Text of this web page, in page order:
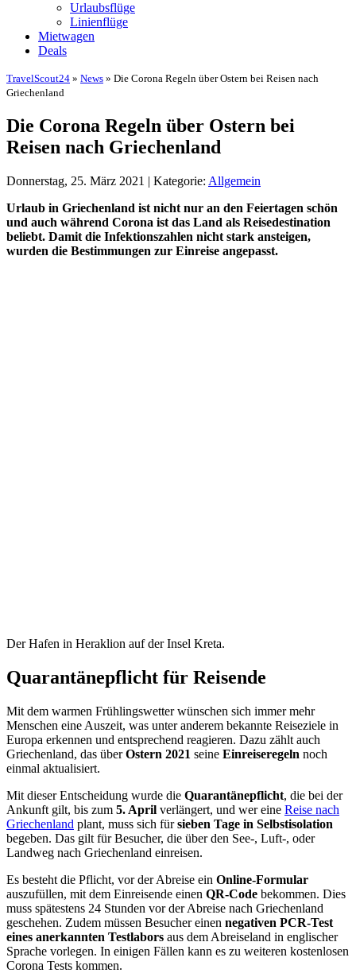
Urlaubsflüge
Linienflüge
Mietwagen
Deals
TravelScout24 » News » Die Corona Regeln über Ostern bei Reisen nach
Griechenland
Die Corona Regeln über Ostern bei
Reisen nach Griechenland
Donnerstag, 25. März 2021 | Kategorie: Allgemein
Urlaub in Griechenland ist nicht nur an den Feiertagen schön
und auch während Corona ist das Land als Reisedestination
beliebt. Damit die Infektionszahlen nicht stark ansteigen,
wurden die Bestimmungen zur Einreise angepasst.
Der Hafen in Heraklion auf der Insel Kreta.
Quarantänepflicht für Reisende
Mit dem warmen Frühlingswetter wünschen sich immer mehr
Menschen eine Auszeit, was unter anderem bekannte Reiseziele in
Europa erkennen und entsprechend reagieren. Dazu zählt auch
Griechenland, das überOstern 2021 seine Einreiseregeln noch
einmal aktualisiert.
Mit dieser Entscheidung wurde die Quarantänepflicht, die bei der
Ankunft gilt, bis zum 5. April verlängert, und wer eine Reise nach
Griechenland plant, muss sich fürsieben Tage in Selbstisolation
begeben. Das gilt für Besucher, die über den See-, Luft-, oder
Landweg nach Griechenland einreisen.
Es besteht die Pflicht, vor der Abreise ein Online-Formular
auszufüllen, mit dem Einreisende einen QR-Code bekommen. Dies
muss spätestens 24 Stunden vor der Abreise nach Griechenland
geschehen. Zudem müssen Besucher einen negativen PCR-Test
eines anerkannten Testlabors aus dem Abreiseland in englischer
Sprache vorlegen. In einigen Fällen kann es zu weiteren kostenlosen
Corona Tests kommen.